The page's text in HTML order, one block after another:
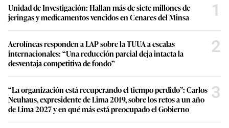
Unidad de Investigación: Hallan más de siete millones de
jeringas y medicamentos vencidos en Cenares del Minsa
1
Aerolíneas responden a LAP sobre la TUUA a escalas
internacionales: “Una reducción parcial deja intacta la
desventaja competitiva de fondo”
2
“La organización está recuperando el tiempo perdido”: Carlos
Neuhaus, expresidente de Lima 2019, sobre los retos a un año
de Lima 2027 y en qué más está preocupado el Gobierno
3